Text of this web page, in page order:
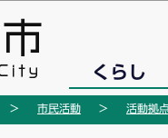
くらし
市民活動 活動拠